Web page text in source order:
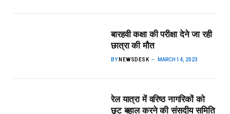
बारहवी कक्षा की परीक्षा देने जा रही
छात्रा की मौत
BY NEWSDESK MARCH 14, 2023
रेल यात्रा में वरिष्ठ नागरिकों को
छूट बहाल करने की संसदीय समिति